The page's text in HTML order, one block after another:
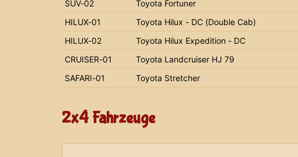
SUV-02
Toyota Fortuner
HILUX-01
Toyota Hilux - DC (Double Cab)
HILUX-02
Toyota Hilux Expedition - DC
CRUISER-01
Toyota Landcruiser HJ 79
SAFARI-01
Toyota Stretcher
2x4 Fahrzeuge